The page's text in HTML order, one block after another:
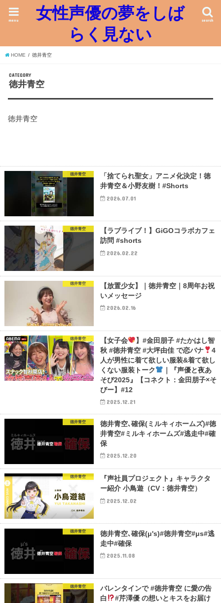
女性声優の夢をしば
らく見ない
search
menu
HOME 徳井青空
CATEGORY
徳井青空
徳井青空
徳井青空
「捨てられ聖女」アニメ化決定！徳
井青空＆小野友樹！#Shorts
2026.07.01
徳井青空
【ラブライブ！】GiGOコラボカフェ
訪問 #shorts
2026.02.22
徳井青空
【放置少女】｜徳井青空｜8周年お祝
いメッセージ
2026.02.16
徳井青空 【女子会
】#金田朋子 #たかはし智
秋 #徳井青空 #大坪由佳 で恋バナ
4
人が男性に着て欲しい服装&着て欲し
くない服装トーク
｜『声優と夜あ
そび2025』【コネクト：金田朋子×そ
びー】#12
2025.12.21
徳井青空
徳井青空､確保(ミルキィホームズ)#徳
井青空#ミルキィホームズ#逃走中#確
保
2025.12.20
徳井青空
『声社員プロジェクト』キャラクタ
ー紹介 小鳥遊（CV：徳井青空）
2025.12.02
徳井青空
徳井青空､確保(μ's)#徳井青空#μs#逃
走中#確保
2025.11.08
徳井青空
バレンタインで #徳井青空 に愛の告
白
#芹澤優 の想いとキスをお届け